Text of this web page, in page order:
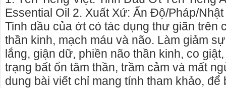
Essential Oil 2. Xuất Xứ: Ấn Độ/Pháp/
Tinh dầu của ớt có tác dụng thư giãn trên
thần kinh, mạch máu và não. Làm giảm
lắng, giận dữ, phiền não thần kinh, co
trạng bất ổn tâm thần, trầm cảm và mất
dung bài viết chỉ mang tính tham khảo, để